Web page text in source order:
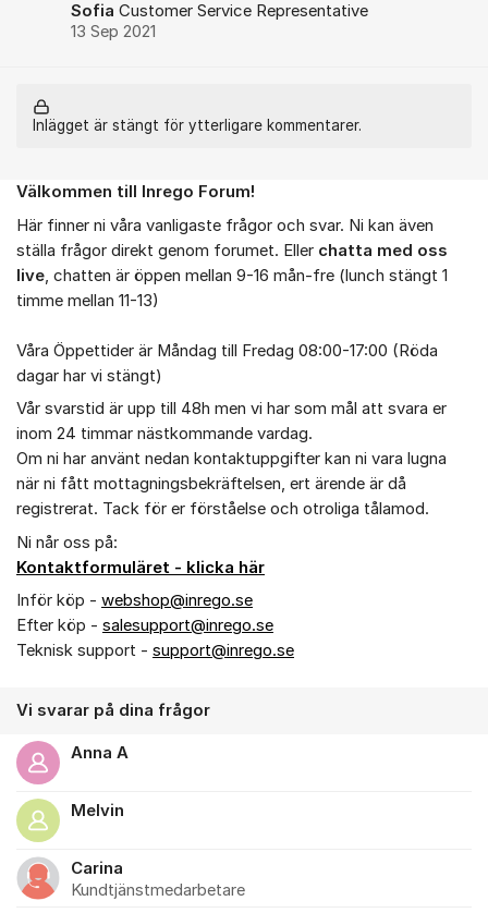
Sofia Customer Service Representative
13 Sep 2021
Inlägget är stängt för ytterligare kommentarer.
Om forumet
Välkommen till Inrego Forum!
Här finner ni våra vanligaste frågor och svar. Ni kan även
ställa frågor direkt genom forumet. Eller chatta med oss
live, chatten är öppen mellan 9-16 mån-fre (lunch stängt 1
timme mellan 11-13)
Våra Öppettider är Måndag till Fredag 08:00-17:00 (Röda
dagar har vi stängt)
Vår svarstid är upp till 48h men vi har som mål att svara er
inom 24 timmar nästkommande vardag.
Om ni har använt nedan kontaktuppgifter kan ni vara lugna
när ni fått mottagningsbekräftelsen, ert ärende är då
registrerat. Tack för er förståelse och otroliga tålamod.
Ni når oss på:
Kontaktformuläret - klicka här
Inför köp - webshop@inrego.se
Efter köp - salesupport@inrego.se
Teknisk support - support@inrego.se
Vi svarar på dina frågor
Anna A
Melvin
Carina
Kundtjänstmedarbetare